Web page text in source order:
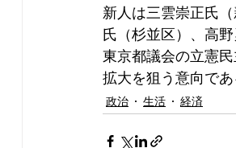
新人は三雲崇正氏
氏（杉並区）、高
東京都議会の立憲
拡大を狙う意向で
政治 生活 経済